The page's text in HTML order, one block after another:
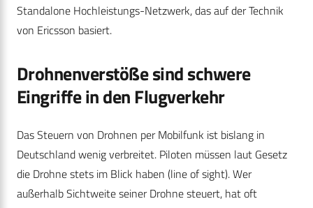
Standalone Hochleistungs-Netzwerk, das auf der Technik
von Ericsson basiert.
Drohnenverstöße sind schwere
Eingriffe in den Flugverkehr
Das Steuern von Drohnen per Mobilfunk ist bislang in
Deutschland wenig verbreitet. Piloten müssen laut Gesetz
die Drohne stets im Blick haben (line of sight). Wer
außerhalb Sichtweite seiner Drohne steuert, hat oft